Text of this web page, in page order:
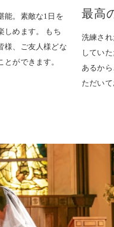
能。素敵な1日を
しめます。 もち
様、ご友人様どな
ができます。
最高
洗練さ
してい
あるか
ただいて